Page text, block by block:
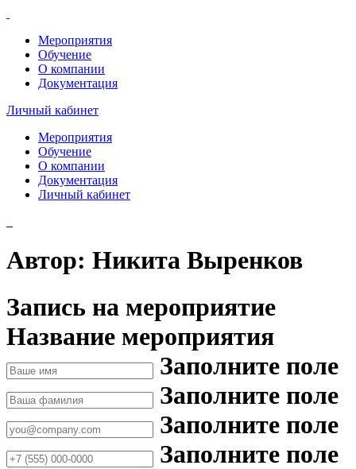
Мероприятия
Обучение
О компании
Документация
Личный кабинет
Мероприятия
Обучение
О компании
Документация
Личный кабинет
Автор: Никита Выренков
Запись на мероприятие
Название мероприятия
Заполните поле
Заполните поле
Заполните поле
Заполните поле